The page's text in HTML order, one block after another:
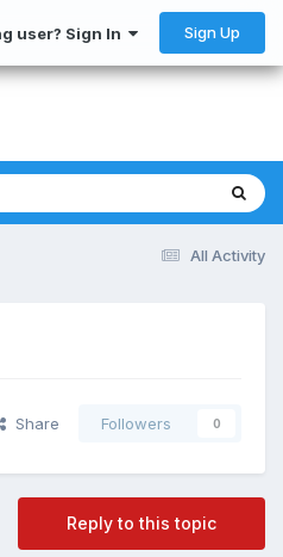
user? Sign In Sign Up
All Activity
Share Followers 0
Reply to this topic